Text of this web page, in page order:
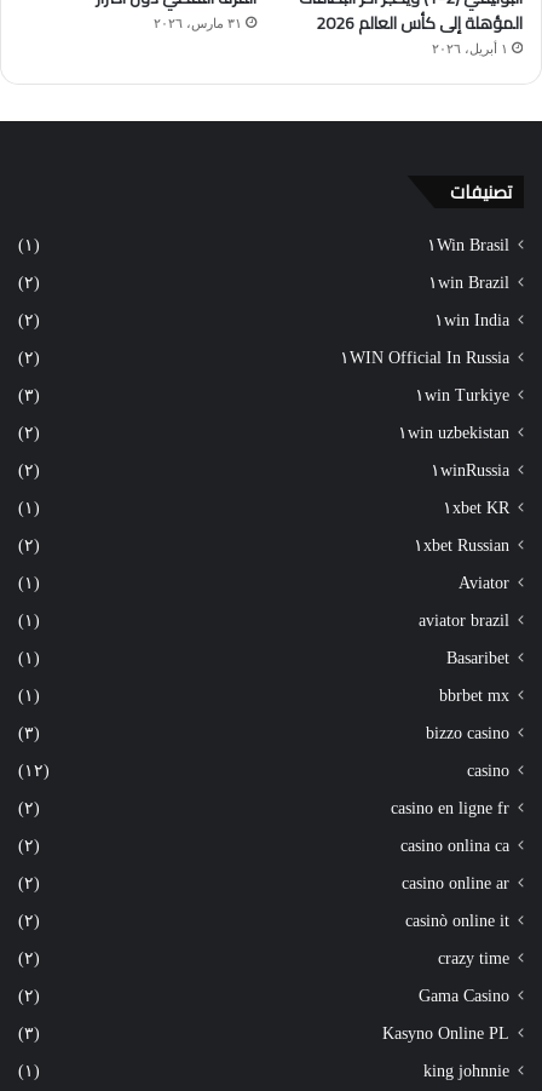
المؤهلة إلى كأس العالم 2026
١ أبريل، ٢٠٢٦
٣١ مارس، ٢٠٢٦
تصنيفات
١Win Brasil (١)
١win Brazil (٢)
١win India (٢)
١WIN Official In Russia (٢)
١win Turkiye (٣)
١win uzbekistan (٢)
١winRussia (٢)
١xbet KR (١)
١xbet Russian (٢)
Aviator (١)
aviator brazil (١)
Basaribet (١)
bbrbet mx (١)
bizzo casino (٣)
casino (١٢)
casino en ligne fr (٢)
casino onlina ca (٢)
casino online ar (٢)
casinò online it (٢)
crazy time (٢)
Gama Casino (٢)
Kasyno Online PL (٣)
king johnnie (١)